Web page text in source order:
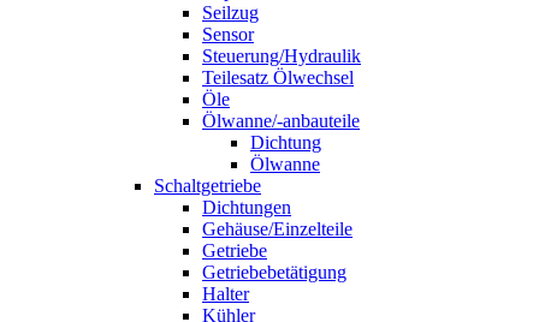
Seilzug
Sensor
Steuerung/Hydraulik
Teilesatz Ölwechsel
Öle
Ölwanne/-anbauteile
Dichtung
Ölwanne
Schaltgetriebe
Dichtungen
Gehäuse/Einzelteile
Getriebe
Getriebebetätigung
Halter
Kühler